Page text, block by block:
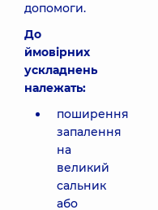
допомоги.
До
ймовірних
ускладнень
належать:
поширення
запалення
на
великий
сальник
або